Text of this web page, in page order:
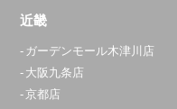
近畿
ガーデンモール木津川店
大阪九条店
京都店